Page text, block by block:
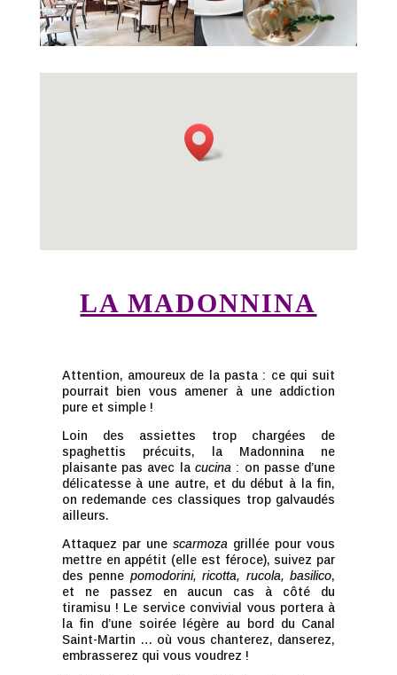
LA MADONNINA
Attention, amoureux de la pasta : ce qui suit
pourrait bien vous amener à une addiction
pure et simple !
Loin des assiettes trop chargées de
spaghettis précuits, la Madonnina ne
plaisante pas avec la cucina : on passe d’une
délicatesse à une autre, et du début à la fin,
on redemande ces classiques trop galvaudés
ailleurs.
Attaquez par une scarmoza grillée pour vous
mettre en appétit (elle est féroce), suivez par
des penne pomodorini, ricotta, rucola, basilico,
et ne passez en aucun cas à côté du
tiramisu ! Le service convivial vous portera à
la fin d’une soirée légère au bord du Canal
Saint-Martin … où vous chanterez, danserez,
embrasserez qui vous voudrez !